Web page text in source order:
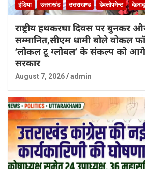
इंडिया उत्तराखंड उत्तराखण्ड डेवलोपमेन्ट
राष्ट्रीय हथकरघा दिवस पर बुनकर
सम्मानित,सीएम धामी बोले वोकल
‘लोकल टू ग्लोबल’ के संकल्प को आगे
सरकार
August 7, 2026 admin